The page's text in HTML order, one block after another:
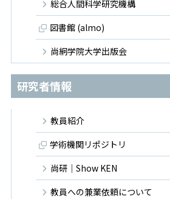
総合人間科学研究機構
図書館 (almo)
尚絅学院大学出版会
研究者情報
教員紹介
学術機関リポジトリ
尚研｜Show KEN
教員への兼業依頼について